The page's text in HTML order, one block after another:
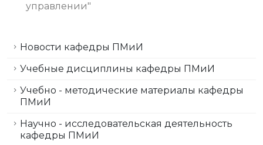
Новости кафедры ПМиИ
Учебные дисциплины кафедры ПМиИ
Учебно - методические материалы кафедры
ПМиИ
Научно - исследовательская деятельность
кафедры ПМиИ
управлении"